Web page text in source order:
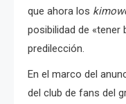
que ahora los
posibilidad de «tener
predilección.
En el marco del
del club de fans del